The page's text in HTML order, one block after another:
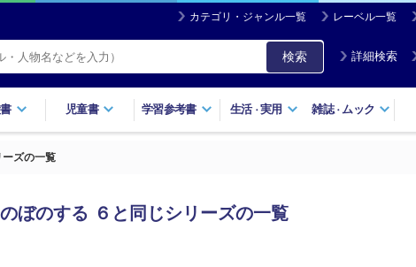
カテゴリ・ジャンル一覧 レーベル一覧
検索 詳細検索
児童書 学習参考書 生活・実用 雑誌・ ムック
ズの一覧
ぼのする ６と同じシリーズの一覧